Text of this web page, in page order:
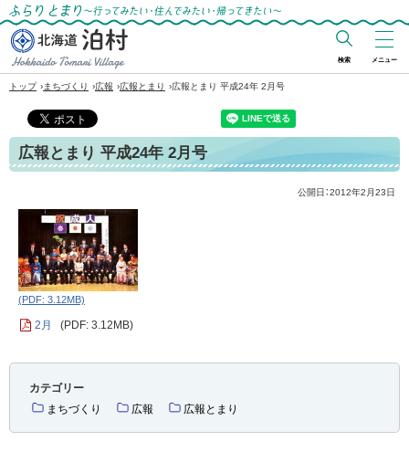
ふらりとまり～行ってみたい・住んでみた
い・帰ってきたい～
北海道 泊村
Village
検索 メニュー
トップ ›まちづくり ›広報 ›広報とまり ›広報とまり 平成24年 2月号
広報とまり 平成24年 2月号
公開日：2012年2月23日
(PDF: 3.12MB)
2月 (PDF: 3.12MB)
カテゴリー
まちづくり
広報 広報とまり